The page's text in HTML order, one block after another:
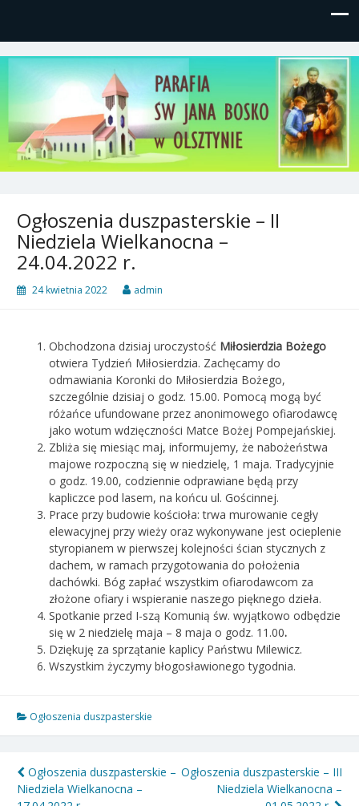
Parafia św, Jana Bosko w
Olsztynie
Gutkowo, ul. Żółkiewskiego 1
Ogłoszenia duszpasterskie – II
Niedziela Wielkanocna –
24.04.2022 r.
24 kwietnia 2022 admin
Obchodzona dzisiaj uroczystość Miłosierdzia Bożego
otwiera Tydzień Miłosierdzia. Zachęcamy do
odmawiania Koronki do Miłosierdzia Bożego,
szczególnie dzisiaj o godz. 15.00. Pomocą mogą być
różańce ufundowane przez anonimowego ofiarodawcę
jako wotum wdzięczności Matce Bożej Pompejańskiej.
Zbliża się miesiąc maj, informujemy, że nabożeństwa
majowe rozpoczną się w niedzielę, 1 maja. Tradycyjnie
o godz. 19.00, codziennie odprawiane będą przy
kapliczce pod lasem, na końcu ul. Gościnnej.
Prace przy budowie kościoła: trwa murowanie cegły
elewacyjnej przy wieży oraz wykonywane jest ocieplenie
styropianem w pierwszej kolejności ścian stycznych z
dachem, w ramach przygotowania do położenia
dachówki. Bóg zapłać wszystkim ofiarodawcom za
złożone ofiary i wspieranie naszego pięknego dzieła.
Spotkanie przed I-szą Komunią św. wyjątkowo odbędzie
się w 2 niedzielę maja – 8 maja o godz. 11.00.
Dziękuję za sprzątanie kaplicy Państwu Milewicz.
Wszystkim życzymy błogosławionego tygodnia.
Ogłoszenia duszpasterskie
Nawigacja
Ogłoszenia duszpasterskie –
Niedziela Wielkanocna –
Ogłoszenia duszpasterskie – III
Niedziela Wielkanocna –